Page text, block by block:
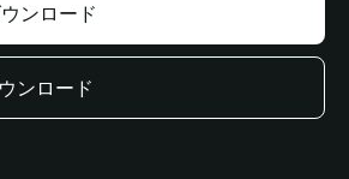
ンロード
ンロード